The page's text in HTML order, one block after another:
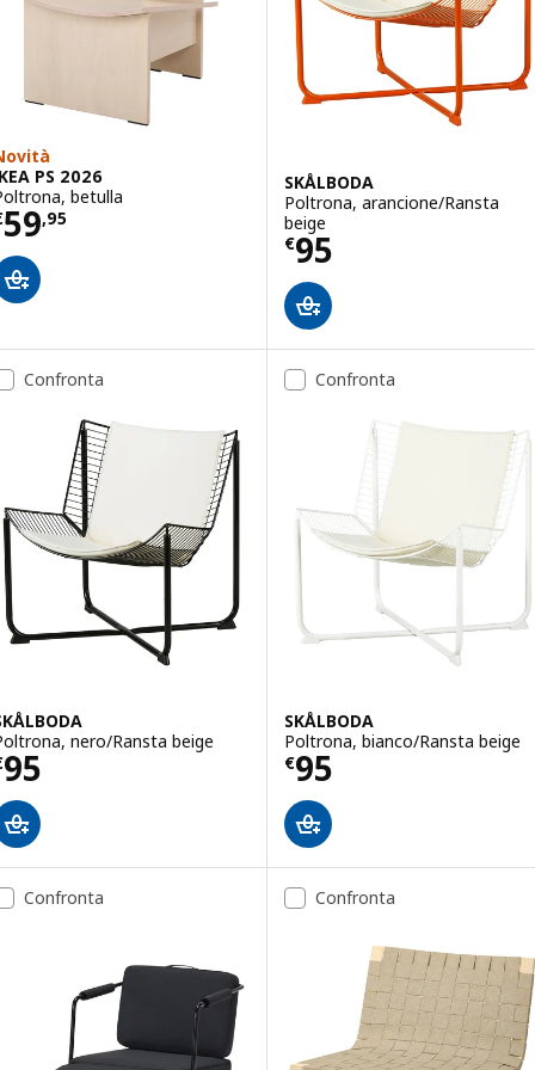
PS 2026
betulla
59,95 € 59,95
SKÅLBODA
Poltrona, arancione/Ransta
beige
€95
Prezzo € 95
Confronta
nero/Ransta beige
95 € 95
Confronta
SKÅLBODA
Poltrona, bianco/Ransta beige
€95
Prezzo € 95
Confronta Confronta